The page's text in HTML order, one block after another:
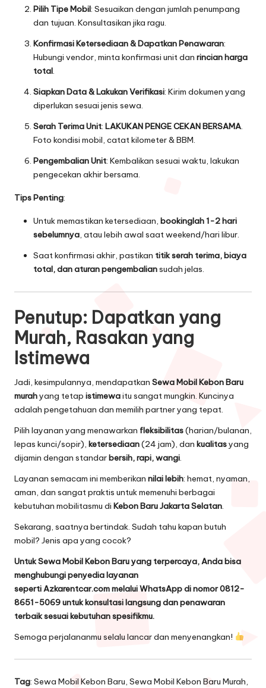
Pilih Tipe Mobil: Sesuaikan dengan jumlah penumpang
dan tujuan. Konsultasikan jika ragu.
Konfirmasi Ketersediaan & Dapatkan Penawaran:
Hubungi vendor, minta konfirmasi unit dan rincian harga
total.
Siapkan Data & Lakukan Verifikasi: Kirim dokumen yang
diperlukan sesuai jenis sewa.
Serah Terima Unit: LAKUKAN PENGE CEKAN BERSAMA.
Foto kondisi mobil, catat kilometer & BBM.
Pengembalian Unit: Kembalikan sesuai waktu, lakukan
pengecekan akhir bersama.
Tips Penting:
Untuk memastikan ketersediaan, bookinglah 1-2 hari
sebelumnya, atau lebih awal saat weekend/hari libur.
Saat konfirmasi akhir, pastikan titik serah terima, biaya
total, dan aturan pengembaliansudah jelas.
Penutup: Dapatkan yang
Murah, Rasakan yang
Istimewa
Jadi, kesimpulannya, mendapatkan Sewa Mobil Kebon Baru
murahyang tetap istimewaitu sangat mungkin. Kuncinya
adalah pengetahuan dan memilih partner yang tepat.
Pilih layanan yang menawarkan fleksibilitas(harian/bulanan,
lepas kunci/sopir), ketersediaan(24 jam), dan kualitasyang
dijamin dengan standarbersih, rapi, wangi
Layanan semacam ini memberikan nilai lebih: hemat, nyaman,
aman, dan sangat praktis untuk memenuhi berbagai
kebutuhan mobilitasmu di Kebon Baru Jakarta Selatan
Sekarang, saatnya bertindak. Sudah tahu kapan butuh
mobil? Jenis apa yang cocok?
Untuk Sewa Mobil Kebon Baru yang terpercaya, Anda bisa
menghubungi penyedia layanan
seperti Azkarentcar.commelalui WhatsApp di nomor 0812-
8651-5069 untuk konsultasi langsung dan penawaran
terbaik sesuai kebutuhan spesifikmu.
Semoga perjalananmu selalu lancar dan menyenangkan!
Tag: Sewa Mobil Kebon Baru, Sewa Mobil Kebon Baru Murah,